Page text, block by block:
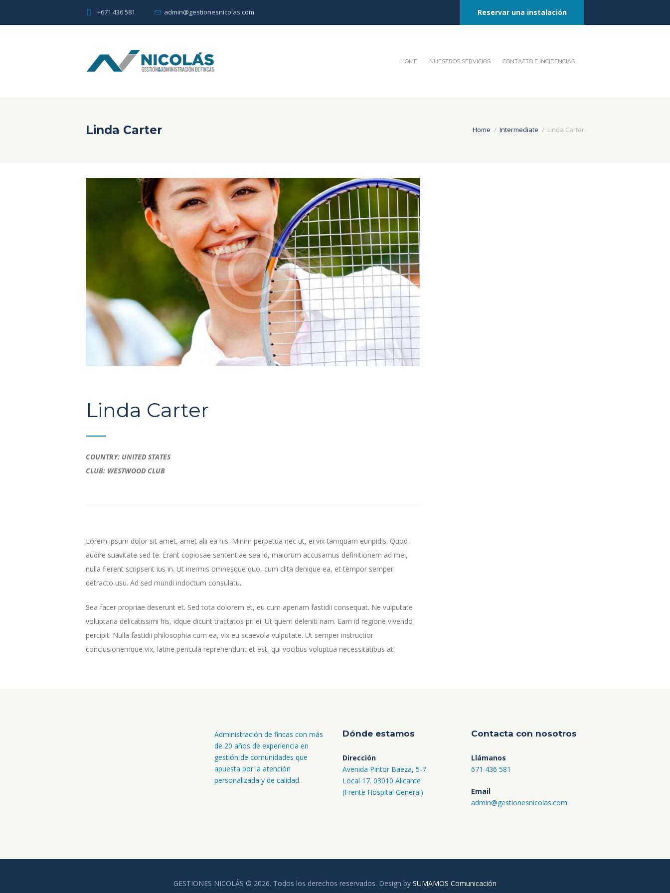
+671 436 581 admin@gestionesnicolas.com Reservar una instalación
HOME NUESTROS SERVICIOS CONTACTO E INCIDENCIAS
Linda Carter Home Intermediate Linda Carter
Linda Carter
COUNTRY: UNITED STATES
CLUB: WESTWOOD CLUB
Lorem ipsum dolor sit amet, amet alii ea his. Minim perpetua nec ut, ei vix tamquam euripidis. Quod
audire suavitate sed te. Erant copiosae sententiae sea id, maiorum accusamus definitionem ad mei,
nulla fierent scripserit ius in. Ut inermis omnesque quo, cum clita denique ea, et tempor semper
detracto usu. Ad sed mundi indoctum consulatu.
Sea facer propriae deserunt et. Sed tota dolorem et, eu cum aperiam fastidii consequat. Ne vulputate
voluptaria delicatissimi his, idque dicunt tractatos pri ei. Ut quem deleniti nam. Eam id regione vivendo
percipit. Nulla fastidii philosophia cum ea, vix eu scaevola vulputate. Ut semper instructior
conclusionemque vix, latine pericula reprehendunt et est, qui vocibus voluptua necessitatibus at.
Administración de fincas con más
de 20 años de experiencia en
gestión de comunidades que
apuesta por la atención
personalizada y de calidad.
Dónde estamos
Dirección
Avenida Pintor Baeza, 5-7.
Local 17. 03010 Alicante
(Frente Hospital General)
Contacta con nosotros
Llámanos
671 436 581
Email
admin@gestionesnicolas.com
GESTIONES NICOLÁS © 2026. Todos los derechos reservados. Design by SUMAMOS Comunicación